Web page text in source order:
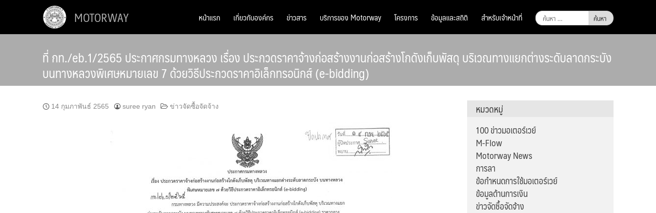
MOTORWAY
ค้นหา
สำหรับ:
หน้าแรก เกี่ยวกับองค์กร ข่าวสาร บริการของ Motorway โครงการ ข้อมูลและสถิติ สำหรับเจ้าหน้าที่
ที่ กท./eb.1/2565 ประกาศกรมทางหลวง เรื่อง ประกวดราคาจ้างก่อสร้างงานก่อสร้างโกดังเก็บพัสดุ บริเวณทางแยกต่างระดับลาดกระบัง
บนทางหลวงพิเศษหมายเลข 7 ด้วยวิธีประกวดราคาอิเล็กทรอนิกส์ (e-bidding)
14 กุมภาพันธ์ 2565 suree ryan ข่าวจัดซื้อจัดจ้าง
หมวดหมู่
100 ข่าวมอเตอร์เวย์
M-Flow
Motorway News
การลา
ข้อกำหนดการใช้มอเตอร์เวย์
ข้อมูลด้านการเงิน
ข่าวจัดซื้อจัดจ้าง